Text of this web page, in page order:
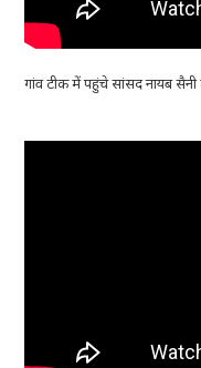
गांव टीक में पहुंचे सांसद नायब सैनी